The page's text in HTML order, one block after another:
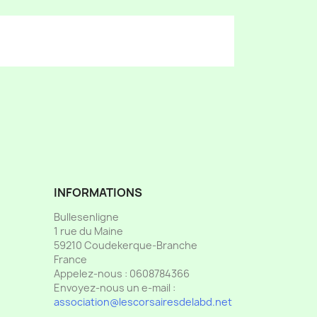
INFORMATIONS
Bullesenligne
1 rue du Maine
59210 Coudekerque-Branche
France
Appelez-nous : 0608784366
Envoyez-nous un e-mail :
association@lescorsairesdelabd.net